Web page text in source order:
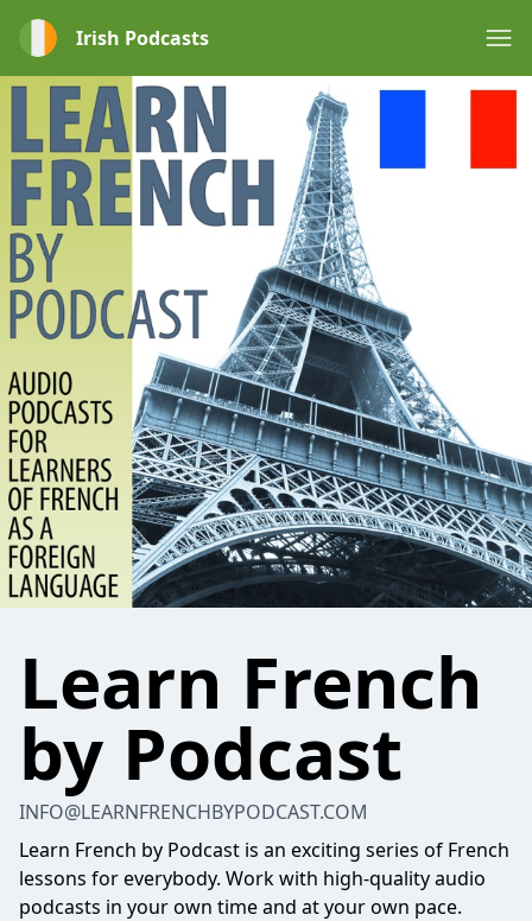
Irish Podcasts
Learn French
by Podcast
INFO@LEARNFRENCHBYPODCAST.COM
Learn French by Podcast is an exciting series of French
lessons for everybody. Work with high-quality audio
podcasts in your own time and at your own pace.